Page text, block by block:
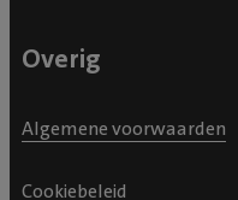
Overig
Algemene voorwaarden
Cookiebeleid